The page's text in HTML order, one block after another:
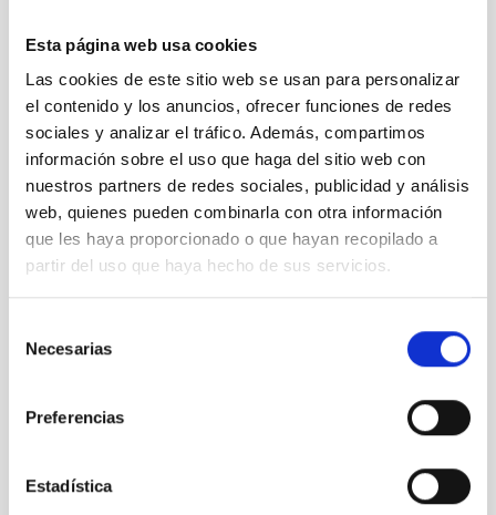
Esta página web usa cookies
Las cookies de este sitio web se usan para personalizar
el contenido y los anuncios, ofrecer funciones de redes
sociales y analizar el tráfico. Además, compartimos
información sobre el uso que haga del sitio web con
nuestros partners de redes sociales, publicidad y análisis
web, quienes pueden combinarla con otra información
que les haya proporcionado o que hayan recopilado a
partir del uso que haya hecho de sus servicios.
Necesarias
Preferencias
Estadística
Nuestro canal de Youtube
Todas las jornadas CEDDD, el podcast ‘El Rincón
Social’ y mucho más en formato audiovisual a un
solo clic.
Suscribirme
CEDDD
relevante del sector social en un solo clic.